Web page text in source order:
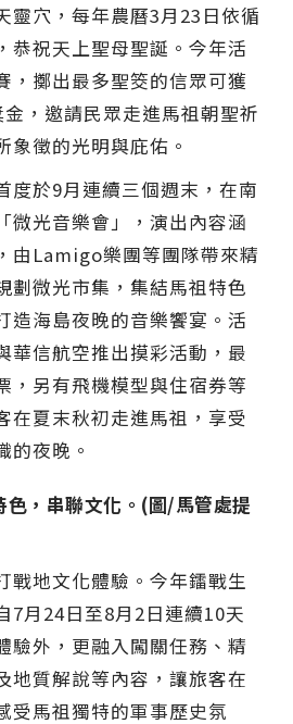
靈穴，每年農曆3月23日依循
恭祝天上聖母聖誕。今年活
，擲出最多聖筊的信眾可獲
，邀請民眾走進馬祖朝聖祈
象徵的光明與庇佑。
度於9月連續三個週末，在南
微光音樂會」，演出內容涵
由Lamigo樂團等團隊帶來精
劃微光市集，集結馬祖特色
造海島夜晚的音樂饗宴。活
華信航空推出摸彩活動，最
，另有飛機模型與住宿券等
在夏末秋初走進馬祖，享受
的夜晚。
，串聯文化。(圖/馬管處提
戰地文化體驗。今年鐳戰生
7月24日至8月2日連續10天
驗外，更融入闖關任務、精
地質解說等內容，讓旅客在
受馬祖獨特的軍事歷史氛